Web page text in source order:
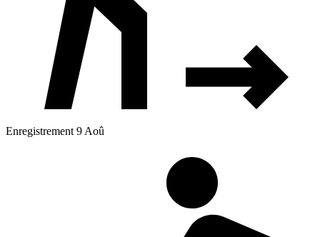
Enregistrement 9 Aoû